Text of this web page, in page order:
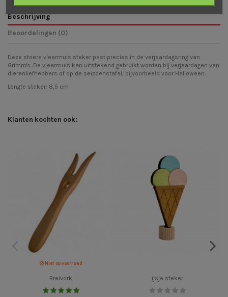
Beschrijving
Beoordelingen (0)
Deze stoere vleermuis steker past precies in de verjaardagsring van
Grimm's. De vleermuis kan uitstekend gebruikt worden bij verjaardagen van
dierenliefhebbers of op de seizoenstafel, bijvoorbeeld voor Halloween.
Lengte steker: 8,5 cm
Klanten kochten ook:
Niet op voorraad
Breivork ijsje steker